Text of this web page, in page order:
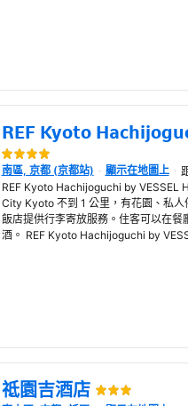
REF Kyoto
在新視窗開啟
南區, 京都 (京都站) 顯示在地圖上
REF Kyoto Hachijoguchi by VESSEL
City Kyoto 不到 1 公里，有花園、私
飯店提供行李寄放服務。住客可以在
酒。 REF Kyoto Hachijoguchi by
祗園吉酒店